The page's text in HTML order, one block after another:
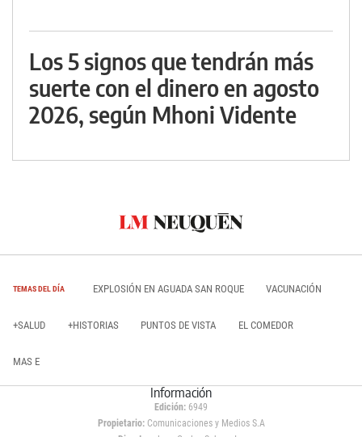
Los 5 signos que tendrán más
suerte con el dinero en agosto
2026, según Mhoni Vidente
TEMAS DEL DÍA EXPLOSIÓN EN AGUADA SAN ROQUE VACUNACIÓN
+SALUD +HISTORIAS PUNTOS DE VISTA EL COMEDOR
MAS E
Información
Edición: 6949
Propietario:Comunicaciones y Medios S.A